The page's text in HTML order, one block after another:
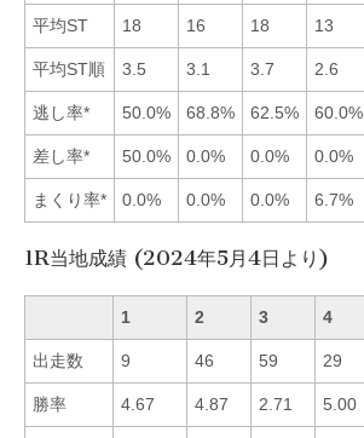
平均ST 18 16 18 13
平均ST順 3.5 3.1 3.7 2.6
逃し率* 50.0% 68.8% 62.5% 60.0%
差し率* 50.0% 0.0% 0.0% 0.0%
まくり率* 0.0% 0.0% 0.0% 6.7%
1R当地成績 (2024年5月4日より)
1 2 3 4
出走数 9 46 59 29
勝率 4.67 4.87 2.71 5.00